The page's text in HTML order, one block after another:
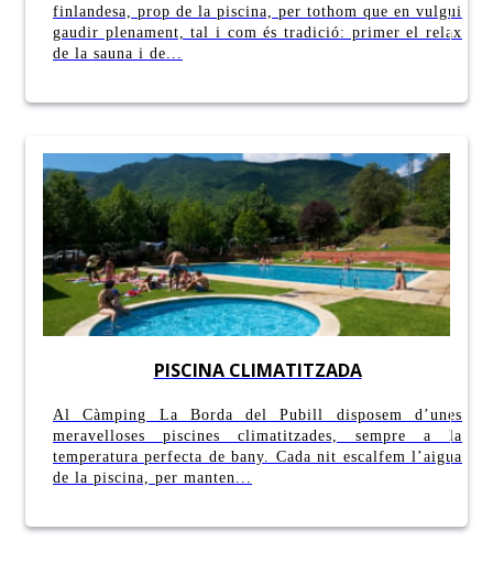
finlandesa, prop de la piscina, per tothom que en vulgui
gaudir plenament, tal i com és tradició: primer el relax
de la sauna i de...
PISCINA CLIMATITZADA
Al Càmping La Borda del Pubill disposem d’unes
meravelloses piscines climatitzades, sempre a la
temperatura perfecta de bany. Cada nit escalfem l’aigua
de la piscina, per manten...